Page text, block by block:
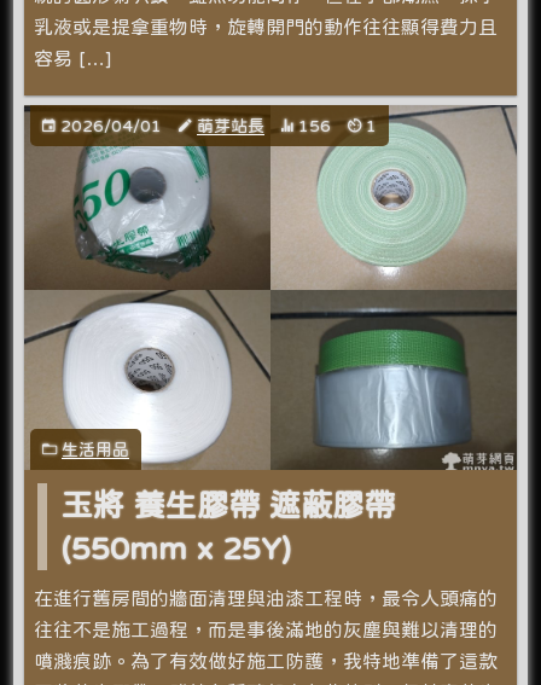
乳液或是提拿重物時，旋轉開門的動作往往顯得費力且
容易 […]
2026/04/01 萌芽站長 156 1
生活用品
玉將 養生膠帶 遮蔽膠帶
(550mm x 25Y)
在進行舊房間的牆面清理與油漆工程時，最令人頭痛的
往往不是施工過程，而是事後滿地的灰塵與難以清理的
噴濺痕跡。為了有效做好施工防護，我特地準備了這款